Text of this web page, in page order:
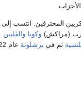
المحترفين. انتسب
وكوبا والفلبين
ثم في برشلونة عام 1922.